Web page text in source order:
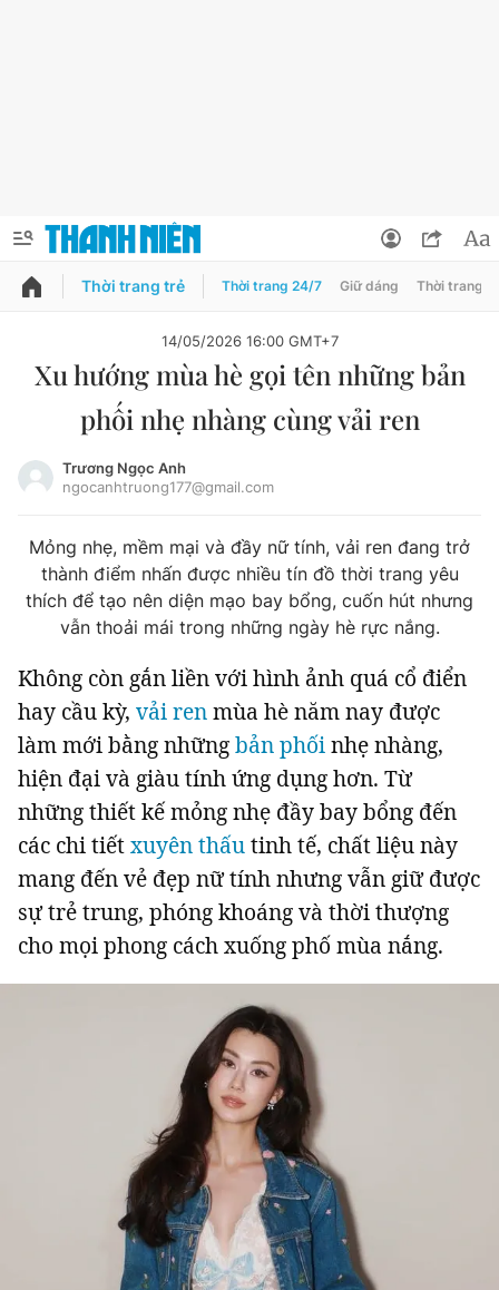
PODCAST QUẢNG CÁO
Chuyên mục
Chuyên mục khác
Chào ngày mới Tin 24h
Tin thị trường Tin 360
Video Podcasts
Magazine
Sản phẩm khác
Tiện ích Bạn cần biết
Thông tin tòa soạn Liên hệ quảng cáo
Đọc Thanh Niên trên điện thoại
Theo dõi báo trên
Thông tin tài khoản
Đổi mật khẩu
Tin đã lưu
Đăng xuất
Thời trang trẻ Thời trang 24/7 Giữ dáng Thời trang
14/05/2026 16:00 GMT+7
Xu hướng mùa hè gọi tên những bản
phối nhẹ nhàng cùng vải ren
Trương Ngọc Anh
ngocanhtruong177@gmail.com
Mỏng nhẹ, mềm mại và đầy nữ tính, vải ren đang trở
thành điểm nhấn được nhiều tín đồ thời trang yêu
thích để tạo nên diện mạo bay bổng, cuốn hút nhưng
vẫn thoải mái trong những ngày hè rực nắng.
Không còn gắn liền với hình ảnh quá cổ điển
hay cầu kỳ, vải renmùa hè năm nay được
làm mới bằng nhữngbản phốinhẹ nhàng,
hiện đại và giàu tính ứng dụng hơn. Từ
những thiết kế mỏng nhẹ đầy bay bổng đến
các chi tiếtxuyên thấutinh tế, chất liệu này
mang đến vẻ đẹp nữ tính nhưng vẫn giữ được
sự trẻ trung, phóng khoáng và thời thượng
cho mọi phong cách xuống phố mùa nắng.